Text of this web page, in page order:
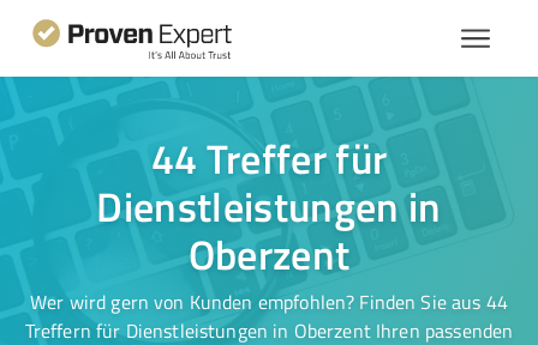
44 Treffer für
Dienstleistungen in
Oberzent
Wer wird gern von Kunden empfohlen? Finden Sie aus 44
Treffern für Dienstleistungen in Oberzent Ihren passenden